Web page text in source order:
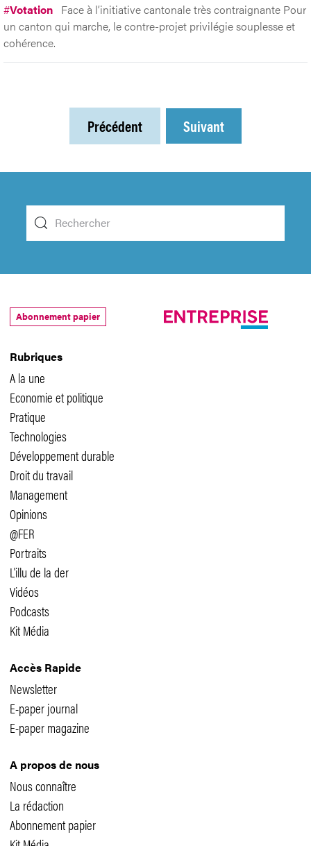
#Votation Face à l’initiative cantonale très contraignante Pour
un canton qui marche, le contre-projet privilégie souplesse et
cohérence.
Précédent Suivant
Rubriques
A la une
Economie et politique
Pratique
Technologies
Développement durable
Droit du travail
Management
Opinions
@FER
Portraits
L'illu de la der
Vidéos
Podcasts
Kit Média
Accès Rapide
Newsletter
E-paper journal
E-paper magazine
A propos de nous
Nous connaître
La rédaction
Abonnement papier
Abonnement papier